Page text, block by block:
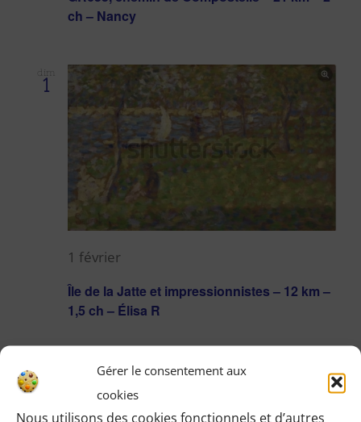
Gérer le consentement aux
cookies
Nous utilisons des cookies fonctionnels et d’autres
ch – Nancy
dim
1
Île de la Jatte et impressionnistes – 12 km –
1,5 ch – Élisa R
1 février